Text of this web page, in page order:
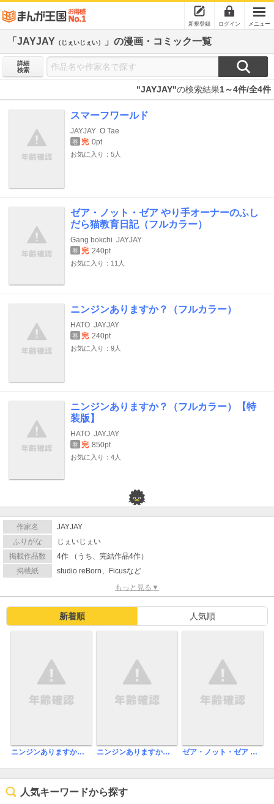
新規登録 ログイン メニュー
「JAYJAY （じぇいじぇい） 」の漫画・コミック一覧
詳細
検索
"JAYJAY"の検索結果1～4件/全4件
スマーフワールド
JAYJAY O Tae
巻 完 0pt
お気に入り：5人
ゼア・ノット・ゼア やり手オーナーのふし
だら猫教育日記（フルカラー）
Gang bokchi JAYJAY
巻 完 240pt
お気に入り：11人
ニンジンありますか？（フルカラー）
HATO JAYJAY
巻 完 240pt
お気に入り：9人
ニンジンありますか？（フルカラー）【特
装版】
HATO JAYJAY
巻 完 850pt
お気に入り：4人
作家名
JAYJAY
ふりがな
じぇいじぇい
掲載作品数
4作 （うち、完結作品4作）
掲載紙
studio reBorn、Ficusなど
もっと見る▼
新着順 人気順
ニンジンありますか？（フルカラー）【特装版】 ニンジンありますか？（フルカラー） ゼア・ノット・ゼア やり手オーナーのふしだら猫教育日記（フルカラー）
人気キーワードから探す